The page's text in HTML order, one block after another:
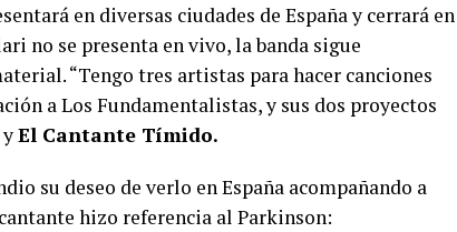
en diversas ciudades de España y cerrará en
no se presenta en vivo, la banda sigue
“Tengo tres artistas para hacer canciones
a Los Fundamentalistas, y sus dos proyectos
yEl Cantante Tímido.
su deseo de verlo en España acompañando a
hizo referencia al Parkinson: